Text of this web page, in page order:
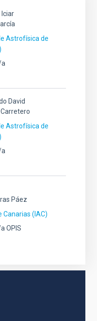
Iciar
Astrofísica de
David
Astrofísica de
Páez
Canarias (IAC)
OPIS